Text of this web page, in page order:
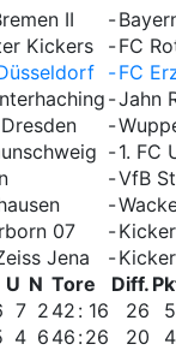
II -
Kickers -FC
-FC
-Jahn
-
-1. FC
-VfB
-
07 -
Jena -
U N Tore Diff.
7 2 42 : 16 26
4 6 46 :26 20